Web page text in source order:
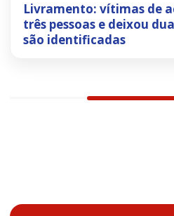
Livramento: vítimas de
três pessoas e deixou
são identificadas